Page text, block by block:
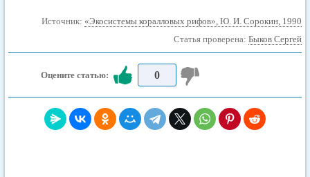
Источник: «Экосистемы коралловых рифов», Ю. И. Сорокин, 1990
Статья проверена: Быков Сергей
Оцените статью: 0